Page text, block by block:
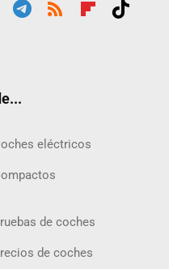
eléctricos
de coches
de coches